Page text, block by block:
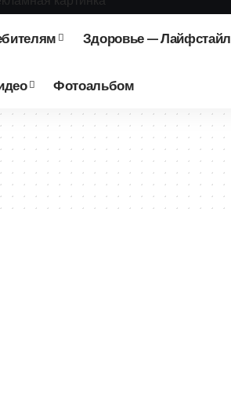
Здоровье — Лайфстайл
Фотоальбом